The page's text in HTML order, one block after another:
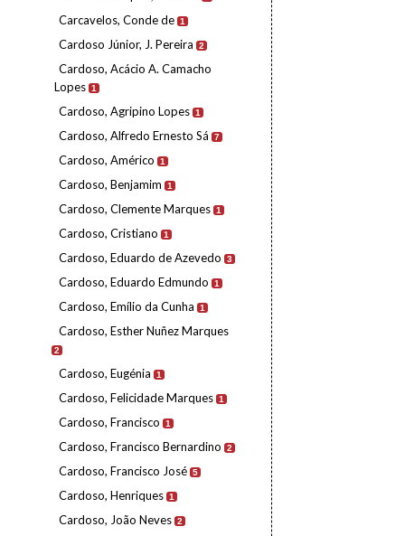
Carcavelos, Conde de 1
Cardoso Júnior, J. Pereira 2
Cardoso, Acácio A. Camacho
Lopes 1
Cardoso, Agripino Lopes 1
Cardoso, Alfredo Ernesto Sá 7
Cardoso, Américo 1
Cardoso, Benjamim 1
Cardoso, Clemente Marques 1
Cardoso, Cristiano 1
Cardoso, Eduardo de Azevedo 3
Cardoso, Eduardo Edmundo 1
Cardoso, Emílio da Cunha 1
Cardoso, Esther Nuñez Marques
2
Cardoso, Eugénia 1
Cardoso, Felicidade Marques 1
Cardoso, Francisco 1
Cardoso, Francisco Bernardino 2
Cardoso, Francisco José 5
Cardoso, Henriques 1
Cardoso, João Neves 2